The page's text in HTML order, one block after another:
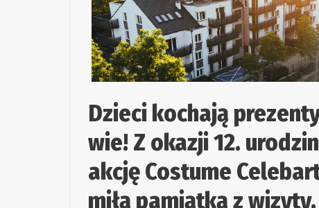
Dzieci kochają
wie! Z okazji 12.
akcję Costume
miłą pamiątką z